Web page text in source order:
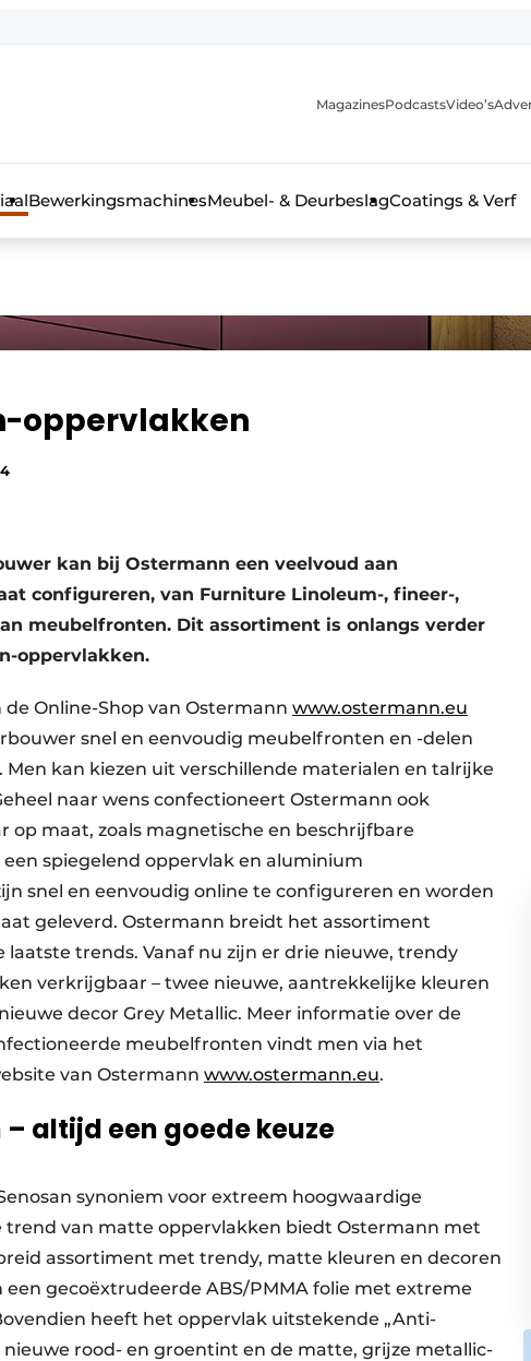
MagazinesPodcastsVideo’s
BewerkingsmachinesMeubel- & DeurbeslagCoatings & Verf
oppervlakken
kan bij Ostermann een veelvoud aan
configureren, van Furniture Linoleum-, fineer-,
meubelfronten. Dit assortiment is onlangs verder
oppervlakken.
Online-Shop van Ostermann www.ostermann.eu
snel en eenvoudig meubelfronten en -delen
kan kiezen uit verschillende materialen en talrijke
naar wens confectioneert Ostermann ook
op maat, zoals magnetische en beschrijfbare
spiegelend oppervlak en aluminium
snel en eenvoudig online te configureren en worden
geleverd. Ostermann breidt het assortiment
trends. Vanaf nu zijn er drie nieuwe, trendy
verkrijgbaar – twee nieuwe, aantrekkelijke kleuren
decor Grey Metallic. Meer informatie over de
meubelfronten vindt men via het
van Ostermann www.ostermann.eu.
altijd een goede keuze
synoniem voor extreem hoogwaardige
trend van matte oppervlakken biedt Ostermann met
assortiment met trendy, matte kleuren en decoren
gecoëxtrudeerde ABS/PMMA folie met extreme
heeft het oppervlak uitstekende „Anti-
rood- en groentint en de matte, grijze metallic-